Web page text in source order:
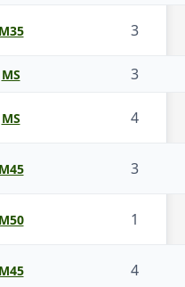
M35 3
MS 3
MS 4
M45 3
M50 1
M45 4